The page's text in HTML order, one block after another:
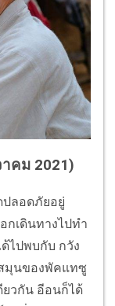
คม 2021)
ปลอดภัยอยู่
กเดินทางไปทำ
ไปพบกับ กวัง
มุนของพัคแทซู
ยวกัน อีอนก็ได้